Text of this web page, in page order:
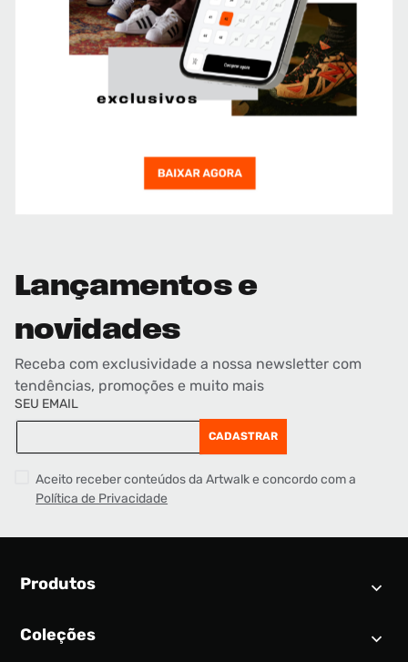
Lançamentos e
novidades
Receba com exclusividade a nossa newsletter com
tendências, promoções e muito mais
SEU EMAIL
CADASTRAR
Aceito receber conteúdos da Artwalk e concordo com a
Política de Privacidade
Produtos
Calendário SNEAKER
Coleções